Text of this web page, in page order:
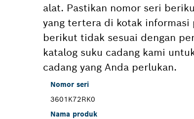
alat. Pastikan nomor seri
yang tertera di kotak informasi
berikut tidak sesuai dengan
katalog suku cadang kami
cadang yang Anda perlukan.
Nomor seri
3601K72RK0
Nama produk